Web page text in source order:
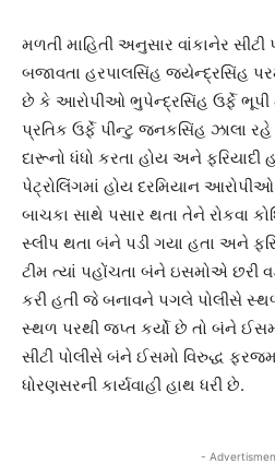
મળતી માહિતી અનુસાર વાંકાનેર
બજાવતા હરપાલસિંહ જયેન્દ્રસિંહ
છે કે આરોપીઓ ભુપેન્દ્રસિંહ ઉર્ફે
પ્રતિક ઉર્ફે પીન્ટુ જનકસિંહ ઝાલા રહે
દારૂનો ધંધો કરતા હોય અને ફરિયાદી
પેટ્રોલિંગમાં હોય દરમિયાન
બાચકા સાથે પસાર થતા તેને રોકવા
સ્લીપ થતા બંને પડી ગયા હતા અને
ટીમ ત્યાં પહોંચતા બંને ઇસમોએ છરી
કરી હતી જે બનાવને પગલે પોલીસે
સ્થળ પરથી જપ્ત કર્યો છે તો બંને
સીટી પોલીસે બંને ઈસમો વિરુદ્ધ
ધોરણસરની કાર્યવાહી હાથ ધરી છે.
-